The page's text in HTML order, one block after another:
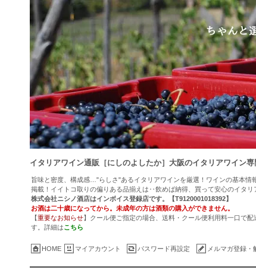
イタリアワイン通販［にしのよしたか］大阪のイタリアワイン
旨味と密度、構成感…"らしさ"あるイタリアワインを厳選！ワインの基本情
掲載！イイトコ取りの偏りある品揃えは‥飲めば納得、買って安心のイタリ
株式会社ニシノ酒店はインボイス登録店です。【T9120001018392】
お酒は二十歳になってから。未成年の方は酒類の購入ができません。
【重要なお知らせ】クール便ご指定の場合、送料・クール便利用料一口で
す。詳細はこちら
HOME マイアカウント パスワード再設定 メルマガ登録・